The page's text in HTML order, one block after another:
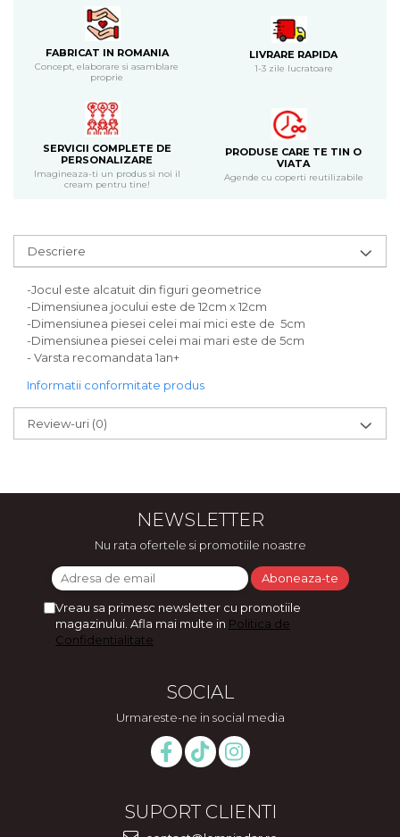
Cadouri personalizate pentru nasi
Bijuterii
CERCEI ZAMAC
FABRICAT IN ROMANIA
Concept, elaborare si asamblare
proprie
LIVRARE RAPIDA
1-3 zile lucratoare
SERVICII COMPLETE DE
PERSONALIZARE
Imagineaza-ti un produs si noi il
cream pentru tine!
PRODUSE CARE TE TIN O
VIATA
Agende cu coperti reutilizabile
Descriere
-Jocul este alcatuit din figuri geometrice
-Dimensiunea jocului este de 12cm x 12cm
-Dimensiunea piesei celei mai mici este de 5cm
-Dimensiunea piesei celei mai mari este de 5cm
- Varsta recomandata 1an+
Informatii conformitate produs
Review-uri (0)
NEWSLETTER
Nu rata ofertele si promotiile noastre
Vreau sa primesc newsletter cu promotiile
magazinului. Afla mai multe in Politica de
Confidentialitate
SOCIAL
Urmareste-ne in social media
SUPORT CLIENTI